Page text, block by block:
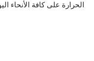
الحرارة على كافة الأنحاء